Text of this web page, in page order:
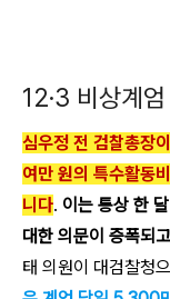
12·3 비상계
심우정 전 검찰총장
여만 원의 특수활동
니다. 이는 통상 한
대한 의문이 증폭되
태 의원이 대검찰청